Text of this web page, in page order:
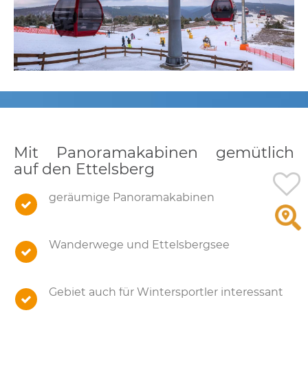
Mit Panoramakabinen gemütlich
auf den Ettelsberg
geräumige Panoramakabinen
Wanderwege und Ettelsbergsee
Gebiet auch für Wintersportler interessant